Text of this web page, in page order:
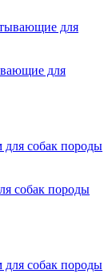
для
собак породы